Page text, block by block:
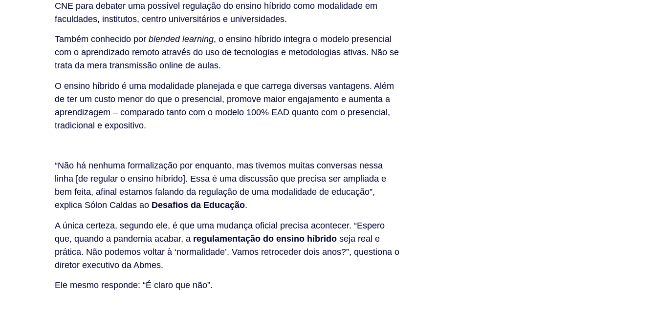
CNE para debater uma possível regulação do ensino híbrido como modalidade em
faculdades, institutos, centro universitários e universidades.
Também conhecido por blended learning, o ensino híbrido integra o modelo presencial
com o aprendizado remoto através do uso de tecnologias e metodologias ativas. Não se
trata da mera transmissão online de aulas.
O ensino híbrido é uma modalidade planejada e que carrega diversas vantagens. Além
de ter um custo menor do que o presencial, promove maior engajamento e aumenta a
aprendizagem – comparado tanto com o modelo 100% EAD quanto com o presencial,
tradicional e expositivo.
“Não há nenhuma formalização por enquanto, mas tivemos muitas conversas nessa
linha [de regular o ensino híbrido]. Essa é uma discussão que precisa ser ampliada e
bem feita, afinal estamos falando da regulação de uma modalidade de educação”,
explica Sólon Caldas ao Desafios da Educação.
A única certeza, segundo ele, é que uma mudança oficial precisa acontecer. “Espero
que, quando a pandemia acabar, a regulamentação do ensino híbrido seja real e
prática. Não podemos voltar à ‘normalidade’. Vamos retroceder dois anos?”, questiona o
diretor executivo da Abmes.
Ele mesmo responde: “É claro que não”.